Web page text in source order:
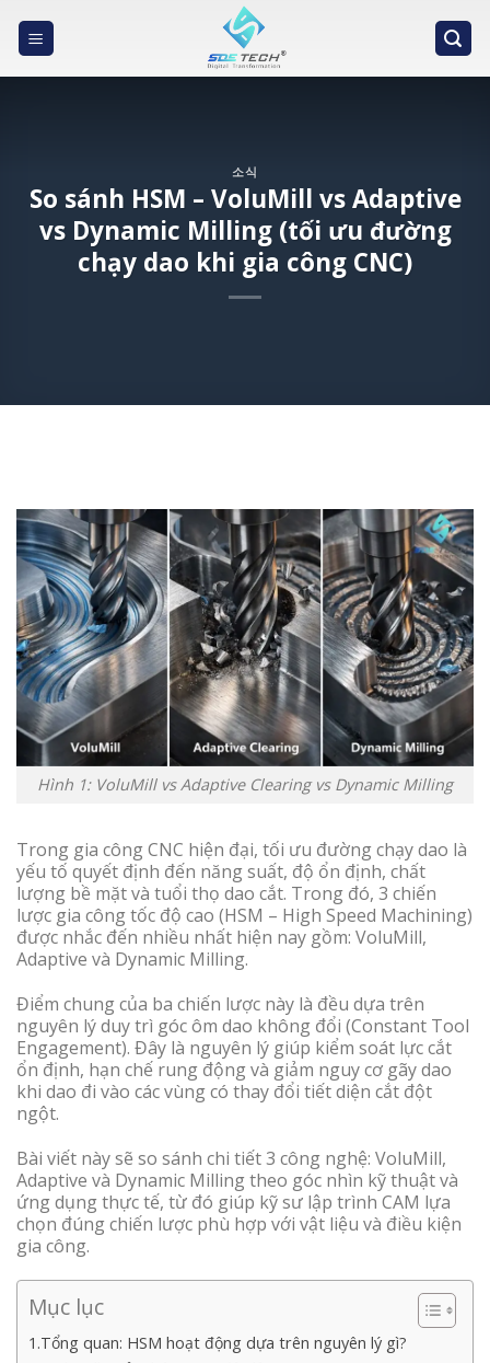
소식
So sánh HSM – VoluMill vs Adaptive
vs Dynamic Milling (tối ưu đường
chạy dao khi gia công CNC)
Hình 1: VoluMill vs Adaptive Clearing vs Dynamic Milling
Trong gia công CNC hiện đại, tối ưu đường chạy dao là
yếu tố quyết định đến năng suất, độ ổn định, chất
lượng bề mặt và tuổi thọ dao cắt. Trong đó, 3 chiến
lược gia công tốc độ cao (HSM – High Speed Machining)
được nhắc đến nhiều nhất hiện nay gồm: VoluMill,
Adaptive và Dynamic Milling.
Điểm chung của ba chiến lược này là đều dựa trên
nguyên lý duy trì góc ôm dao không đổi (Constant Tool
Engagement). Đây là nguyên lý giúp kiểm soát lực cắt
ổn định, hạn chế rung động và giảm nguy cơ gãy dao
khi dao đi vào các vùng có thay đổi tiết diện cắt đột
ngột.
Bài viết này sẽ so sánh chi tiết 3 công nghệ: VoluMill,
Adaptive và Dynamic Milling theo góc nhìn kỹ thuật và
ứng dụng thực tế, từ đó giúp kỹ sư lập trình CAM lựa
chọn đúng chiến lược phù hợp với vật liệu và điều kiện
gia công.
Mục lục
1.Tổng quan: HSM hoạt động dựa trên nguyên lý gì?